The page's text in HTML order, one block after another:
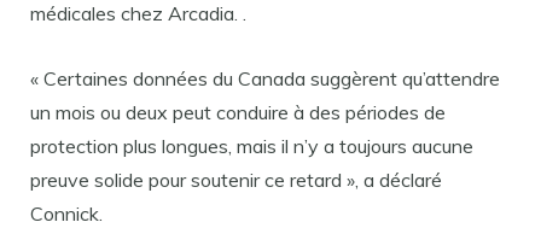
médicales chez Arcadia. .
« Certaines données du Canada suggèrent qu’attendre
un mois ou deux peut conduire à des périodes de
protection plus longues, mais il n’y a toujours aucune
preuve solide pour soutenir ce retard », a déclaré
Connick.